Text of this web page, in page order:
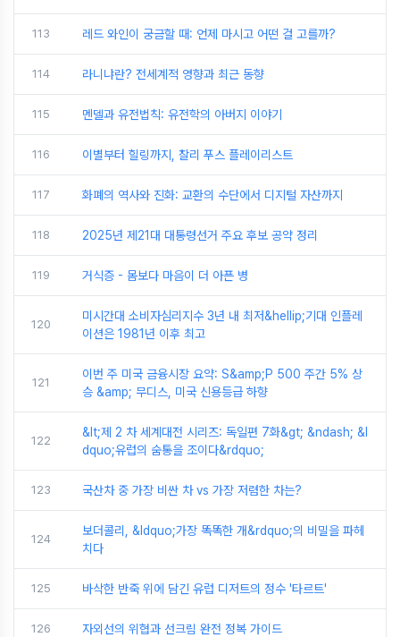
113 레드 와인이 궁금할 때: 언제 마시고 어떤 걸 고를까?
114 라니냐란? 전세계적 영향과 최근 동향
115 멘델과 유전법칙: 유전학의 아버지 이야기
116 이별부터 힐링까지, 찰리 푸스 플레이리스트
117 화폐의 역사와 진화: 교환의 수단에서 디지털 자산까지
118 2025년 제21대 대통령선거 주요 후보 공약 정리
119 거식증 - 몸보다 마음이 더 아픈 병
120
미시간대 소비자심리지수 3년 내 최저&hellip;기대 인플레
이션은 1981년 이후 최고
121
이번 주 미국 금융시장 요약: S&amp;P 500 주간 5% 상
승 &amp; 무디스, 미국 신용등급 하향
122
&lt;제 2 차 세계대전 시리즈: 독일편 7화&gt; &ndash; &l
dquo;유럽의 숨통을 조이다&rdquo;
123 국산차 중 가장 비싼 차 vs 가장 저렴한 차는?
124
보더콜리, &ldquo;가장 똑똑한 개&rdquo;의 비밀을 파헤
치다
125 바삭한 반죽 위에 담긴 유럽 디저트의 정수 '타르트'
126 자외선의 위협과 선크림 완전 정복 가이드